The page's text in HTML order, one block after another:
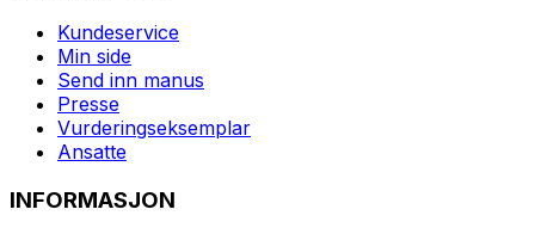
Kundeservice
Min side
Send inn manus
Presse
Vurderingseksemplar
Ansatte
INFORMASJON